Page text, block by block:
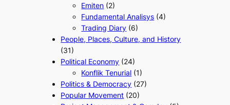
Emiten (2)
Fundamental Analisys (4)
Trading Diary (6)
People, Places, Culture, and History
(31)
Political Economy (24)
Konflik Tenurial (1)
Politics & Democracy (27)
Popular Movement (20)